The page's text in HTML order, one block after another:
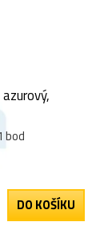
bod
DO KOŠÍKU